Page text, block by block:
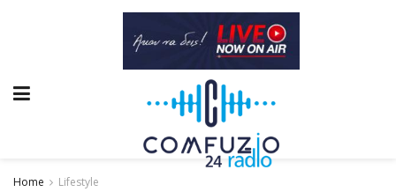
Home Lifestyle